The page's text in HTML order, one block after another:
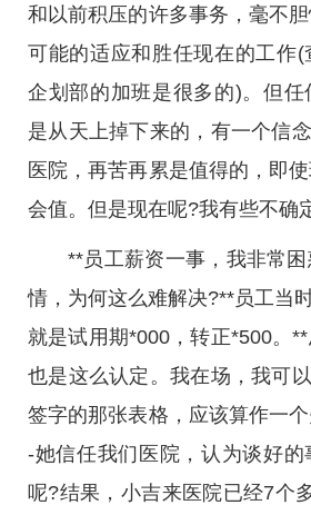
和以前积压的许多事务，毫不
可能的适应和胜任现在的工作(
企划部的加班是很多的)。但任
是从天上掉下来的，有一个信
医院，再苦再累是值得的，即
会值。但是现在呢?我有些不确
**员工薪资一事，我非常
情，为何这么难解决?**员工当
就是试用期*000，转正*500。
也是这么认定。我在场，我可
签字的那张表格，应该算作一
-她信任我们医院，认为谈好
呢?结果，小吉来医院已经7个